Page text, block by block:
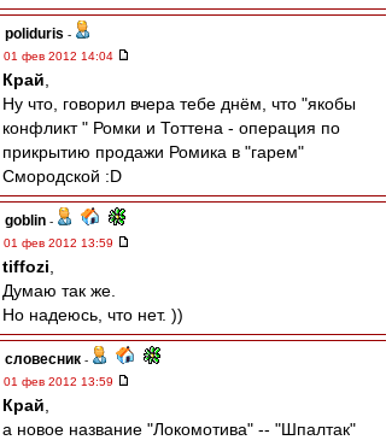
poliduris -
01 фев 2012 14:04
Край
Ну что, говорил вчера тебе днём, что "якобы
конфликт " Ромки и Тоттена - операция по
прикрытию продажи Ромика в "гарем"
Смородской :D
goblin -
01 фев 2012 13:59
tiffozi
Думаю так же.
Но надеюсь, что нет. ))
словесник -
01 фев 2012 13:59
Край
а новое название "Локомотива" -- "Шпалтак"